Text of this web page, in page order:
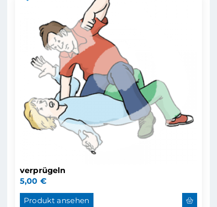
verprügeln
5,00 €
Produkt ansehen